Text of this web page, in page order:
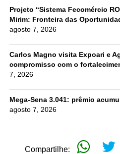
Projeto “Sistema Fecomércio
Mirim: Fronteira das
agosto 7, 2026
Carlos Magno visita Expoari e
compromisso com o
7, 2026
Mega-Sena 3.041: prêmio
agosto 7, 2026
Compartilhe: